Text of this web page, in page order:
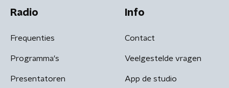
Radio
Frequenties
Programma's
Presentatoren
Info
Contact
Veelgestelde vragen
App de studio